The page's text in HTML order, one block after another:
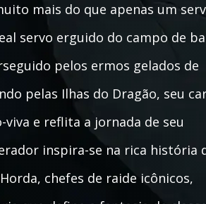
mais do que apenas um
servo erguido do campo de
pelos ermos gelados de
pelas Ilhas do Dragão, seu
e reflita a jornada de seu
inspira-se na rica história
chefes de raide icônicos,